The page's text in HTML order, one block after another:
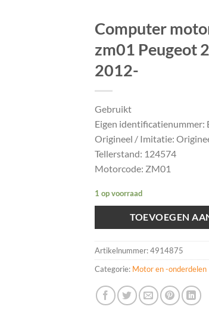
Computer
zm01 Peugeot
2012-
Gebruikt
Eigen identificatienummer:
Origineel / Imitatie:
Tellerstand: 124574
Motorcode: ZM01
1 op voorraad
TOEVOEGEN
Artikelnummer:4914875
Categorie: Motor en -onderdelen